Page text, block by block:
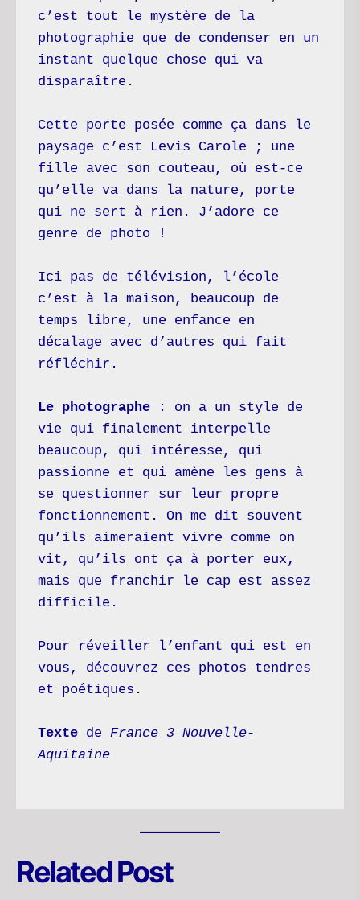
c’est tout le mystère de la
photographie que de condenser en un
instant quelque chose qui va
disparaître.
Cette porte posée comme ça dans le
paysage c’est Levis Carole ; une
fille avec son couteau, où est-ce
qu’elle va dans la nature, porte
qui ne sert à rien. J’adore ce
genre de photo !
Ici pas de télévision, l’école
c’est à la maison, beaucoup de
temps libre, une enfance en
décalage avec d’autres qui fait
réfléchir.
Le photographe
: on a un style de
vie qui finalement interpelle
beaucoup, qui intéresse, qui
passionne et qui amène les gens à
se questionner sur leur propre
fonctionnement. On me dit souvent
qu’ils aimeraient vivre comme on
vit, qu’ils ont ça à porter eux,
mais que franchir le cap est assez
difficile.
Pour réveiller l’enfant qui est en
vous, découvrez ces photos tendres
et poétiques.
Texte de France 3 Nouvelle-
Aquitaine
Related Post